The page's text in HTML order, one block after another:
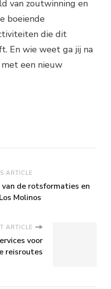
van zoutwinning en
boeiende
die dit
En wie weet ga jij na
een nieuw
ARTICLE
van de rotsformaties en
Molinos
ARTICLE
voor
reisroutes